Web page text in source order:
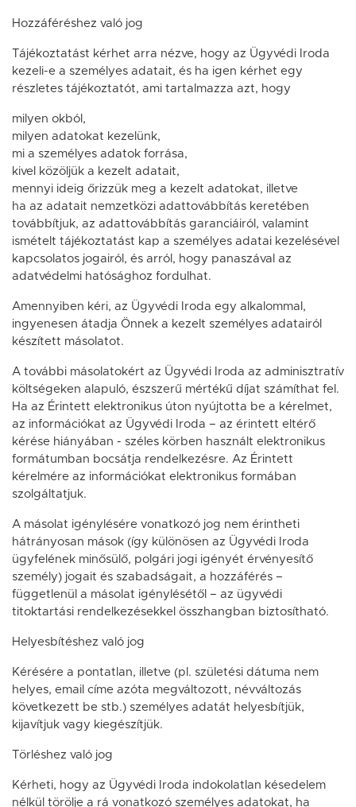
Hozzáféréshez való jog
Tájékoztatást kérhet arra nézve, hogy az Ügyvédi Iroda
kezeli-e a személyes adatait, és ha igen kérhet egy
részletes tájékoztatót, ami tartalmazza azt, hogy
milyen okból,
milyen adatokat kezelünk,
mi a személyes adatok forrása,
kivel közöljük a kezelt adatait,
mennyi ideig őrizzük meg a kezelt adatokat, illetve
ha az adatait nemzetközi adattovábbítás keretében
továbbítjuk, az adattovábbítás garanciáiról, valamint
ismételt tájékoztatást kap a személyes adatai kezelésével
kapcsolatos jogairól, és arról, hogy panaszával az
adatvédelmi hatósághoz fordulhat.
Amennyiben kéri, az Ügyvédi Iroda egy alkalommal,
ingyenesen átadja Önnek a kezelt személyes adatairól
készített másolatot.
A további másolatokért az Ügyvédi Iroda az adminisztratív
költségeken alapuló, észszerű mértékű díjat számíthat fel.
Ha az Érintett elektronikus úton nyújtotta be a kérelmet,
az információkat az Ügyvédi Iroda – az érintett eltérő
kérése hiányában - széles körben használt elektronikus
formátumban bocsátja rendelkezésre. Az Érintett
kérelmére az információkat elektronikus formában
szolgáltatjuk.
A másolat igénylésére vonatkozó jog nem érintheti
hátrányosan mások (így különösen az Ügyvédi Iroda
ügyfelének minősülő, polgári jogi igényét érvényesítő
személy) jogait és szabadságait, a hozzáférés –
függetlenül a másolat igénylésétől – az ügyvédi
titoktartási rendelkezésekkel összhangban biztosítható.
Helyesbítéshez való jog
Kérésére a pontatlan, illetve (pl. születési dátuma nem
helyes, email címe azóta megváltozott, névváltozás
következett be stb.) személyes adatát helyesbítjük,
kijavítjuk vagy kiegészítjük.
Törléshez való jog
Kérheti, hogy az Ügyvédi Iroda indokolatlan késedelem
nélkül törölje a rá vonatkozó személyes adatokat, ha